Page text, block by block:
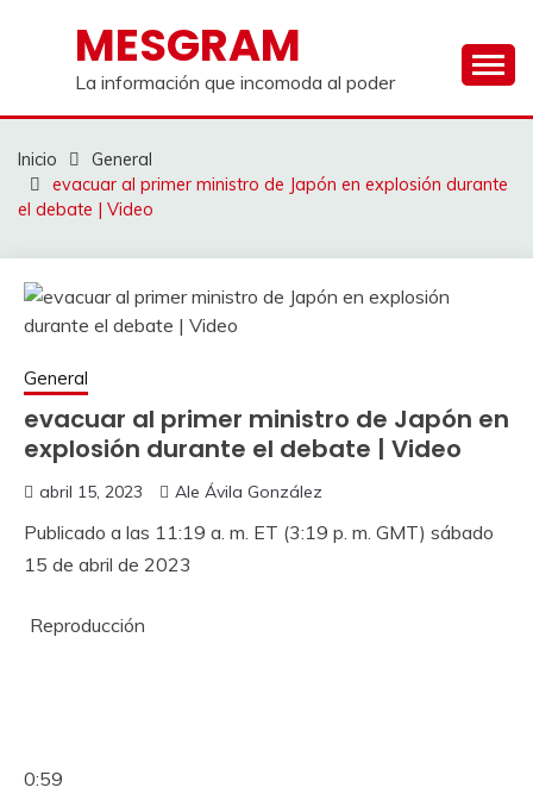
contenidoMESGRAM
La información que incomoda al poder
Inicio
General
evacuar al primer ministro de Japón en explosión durante
el debate | Video
General
evacuar al primer ministro de Japón en
explosión durante el debate | Video
abril 15, 2023 Ale Ávila González
Publicado a las 11:19 a. m. ET (3:19 p. m. GMT) sábado
15 de abril de 2023
Reproducción
0:59